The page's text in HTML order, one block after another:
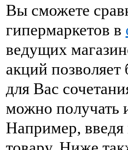
Вы сможете
гипермаркетов в
ведущих
акций
для Вас
можно получать
Например, введя